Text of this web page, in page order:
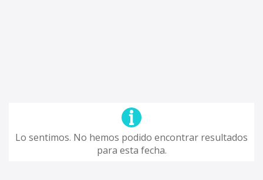
Lo sentimos. No hemos podido encontrar resultados
para esta fecha.